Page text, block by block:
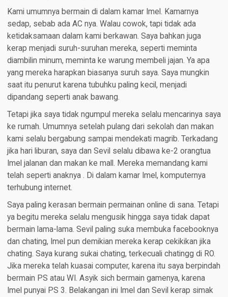
Kami umumnya bermain di dalam kamar Imel. Kamarnya
sedap, sebab ada AC nya. Walau cowok, tapi tidak ada
ketidaksamaan dalam kami berkawan. Saya bahkan juga
kerap menjadi suruh-suruhan mereka, seperti meminta
diambilin minum, meminta ke warung membeli jajan. Ya apa
yang mereka harapkan biasanya suruh saya. Saya mungkin
saat itu penurut karena tubuhku paling kecil, menjadi
dipandang seperti anak bawang.
Tetapi jika saya tidak ngumpul mereka selalu mencarinya saya
ke rumah. Umumnya setelah pulang dari sekolah dan makan
kami selalu bergabung sampai mendekati magrib. Terkadang
jika hari liburan, saya dan Sevil selalu dibawa ke-2 orangtua
Imel jalanan dan makan ke mall. Mereka memandang kami
telah seperti anaknya . Di dalam kamar Imel, komputernya
terhubung internet.
Saya paling kerasan bermain permainan online di sana. Tetapi
ya begitu mereka selalu mengusik hingga saya tidak dapat
bermain lama-lama. Sevil paling suka membuka facebooknya
dan chating, Imel pun demikian mereka kerap cekikikan jika
chating. Saya kurang sukai chating, terkecuali chatingg di RO.
Jika mereka telah kuasai computer, karena itu saya berpindah
bermain PS atau WI. Asyik sich bermain gamenya, karena
Imel punyai PS 3. Belakangan ini Imel dan Sevil kerap simak